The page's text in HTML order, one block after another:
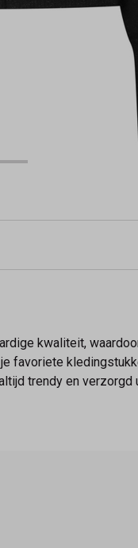
kwaliteit,
favoriete
trendy en